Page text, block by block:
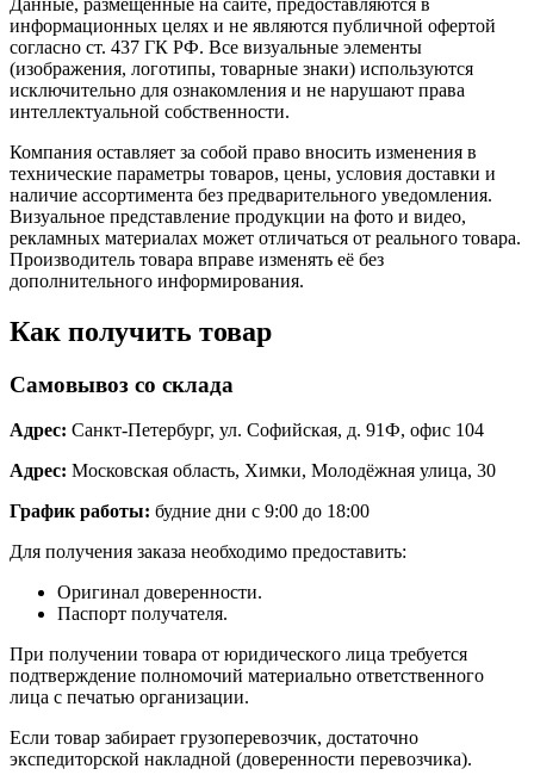
информационных целях и не являются публичной офертой
согласно ст. 437 ГК РФ. Все визуальные элементы
(изображения, логотипы, товарные знаки) используются
исключительно для ознакомления и не нарушают права
интеллектуальной собственности.
Компания оставляет за собой право вносить изменения в
технические параметры товаров, цены, условия доставки и
наличие ассортимента без предварительного уведомления.
Визуальное представление продукции на фото и видео,
рекламных материалах может отличаться от реального товара.
Производитель товара вправе изменять её без
дополнительного информирования.
Как получить товар
Самовывоз со склада
Адрес: Санкт-Петербург, ул. Софийская, д. 91Ф, офис 104
Адрес: Московская область, Химки, Молодёжная улица, 30
График работы: будние дни с 9:00 до 18:00
Для получения заказа необходимо предоставить:
Оригинал доверенности.
Паспорт получателя.
При получении товара от юридического лица требуется
подтверждение полномочий материально ответственного
лица с печатью организации.
Если товар забирает грузоперевозчик, достаточно
экспедиторской накладной (доверенности перевозчика).